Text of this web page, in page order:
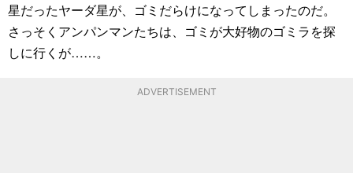
星だったヤーダ星が、ゴミだらけになってしまったのだ。
さっそくアンパンマンたちは、ゴミが大好物のゴミラを探
しに行くが……。
ADVERTISEMENT